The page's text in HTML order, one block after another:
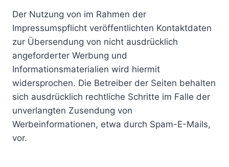
Der Nutzung von im Rahmen der
Impressumspflicht veröffentlichten Kontaktdaten
zur Übersendung von nicht ausdrücklich
angeforderter Werbung und
Informationsmaterialien wird hiermit
widersprochen. Die Betreiber der Seiten behalten
sich ausdrücklich rechtliche Schritte im Falle der
unverlangten Zusendung von
Werbeinformationen, etwa durch Spam-E-Mails,
vor.